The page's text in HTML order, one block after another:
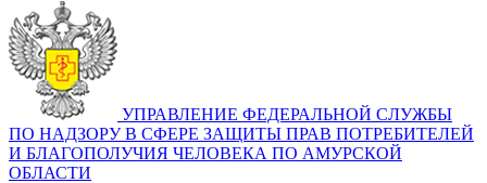
УПРАВЛЕНИЕ ФЕДЕРАЛЬНОЙ СЛУЖБЫ
ПО НАДЗОРУ В СФЕРЕ ЗАЩИТЫ ПРАВ ПОТРЕБИТЕЛЕЙ
И БЛАГОПОЛУЧИЯ ЧЕЛОВЕКА ПО АМУРСКОЙ
ОБЛАСТИ